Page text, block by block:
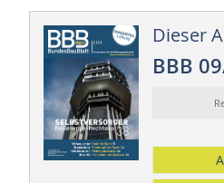
Dieser
BBB